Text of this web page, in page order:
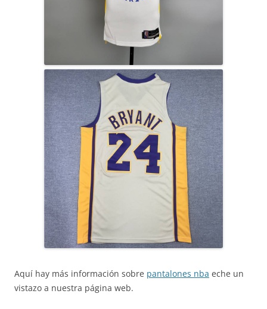
Aquí hay más información sobre pantalones nba eche un
vistazo a nuestra página web.